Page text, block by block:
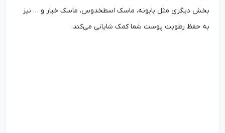
بخش دیگری مثل بابونه، ماسک اسطخدوس، ماسک خیار و … نیز
به حفظ رطوبت پوست شما کمک شایانی می‌کند.